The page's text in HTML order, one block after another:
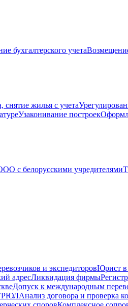
бухгалтерского учета
снятие жилья с учета
Узаконивание построек
с белорусскими учредителями
и экспедиторовЮрист в
адресЛиквидация фирмы
Допуск к международным
Анализ договора и проверка